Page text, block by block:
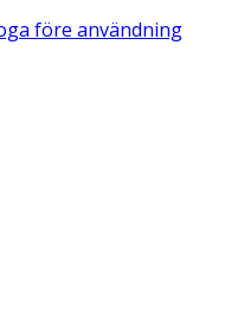
före användning